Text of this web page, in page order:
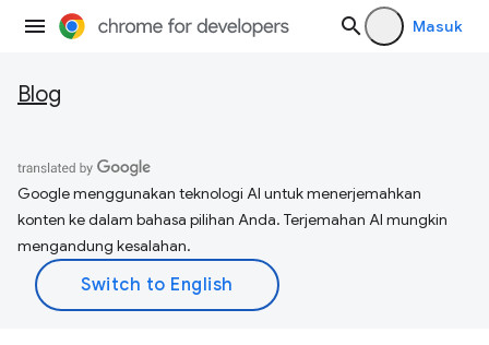
Masuk
Blog
Google menggunakan teknologi AI untuk menerjemahkan
konten ke dalam bahasa pilihan Anda. Terjemahan AI mungkin
mengandung kesalahan.